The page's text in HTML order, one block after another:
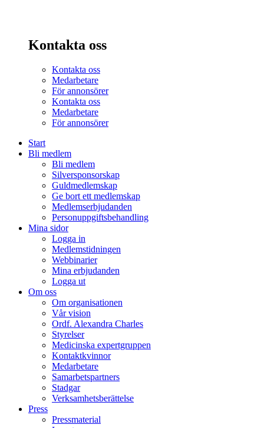
Kontakta oss
Kontakta oss
Medarbetare
För annonsörer
Kontakta oss
Medarbetare
För annonsörer
Start
Bli medlem
Bli medlem
Silversponsorskap
Guldmedlemskap
Ge bort ett medlemskap
Medlemserbjudanden
Personuppgiftsbehandling
Mina sidor
Logga in
Medlemstidningen
Webbinarier
Mina erbjudanden
Logga ut
Om oss
Om organisationen
Vår vision
Ordf. Alexandra Charles
Styrelser
Medicinska expertgruppen
Kontaktkvinnor
Medarbetare
Samarbetspartners
Stadgar
Verksamhetsberättelse
Press
Pressmaterial